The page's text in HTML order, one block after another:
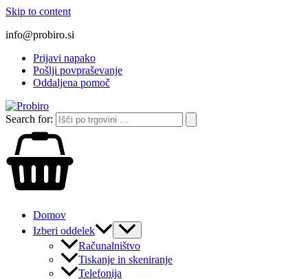
Skip to content
info@probiro.si
Prijavi napako
Pošlji povpraševanje
Oddaljena pomoč
Search for:
Domov
Izberi oddelek
Računalništvo
Tiskanje in skeniranje
Telefonija